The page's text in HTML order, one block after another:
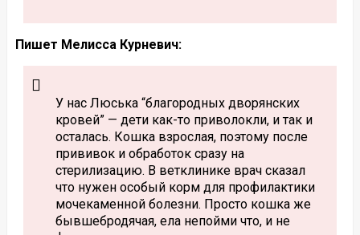
Пишет Мелисса Курневич:
У нас Люська “благородных дворянских
кровей” — дети как-то приволокли, и так и
осталась. Кошка взрослая, поэтому после
прививок и обработок сразу на
стерилизацию. В ветклинике врач сказал
что нужен особый корм для профилактики
мочекаменной болезни. Просто кошка же
бывшебродячая, ела непойми что, и не